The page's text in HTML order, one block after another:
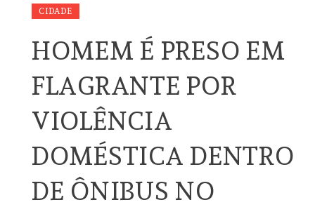
CIDADE
HOMEM É PRESO EM
FLAGRANTE POR
VIOLÊNCIA
DOMÉSTICA DENTRO
DE ÔNIBUS NO